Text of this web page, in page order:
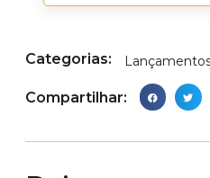
Categorias:
Compartilhar: